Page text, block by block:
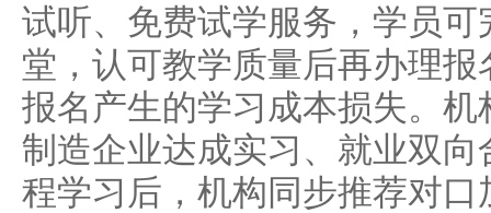
试听、免费试学服务，学员
堂，认可教学质量后再办理
报名产生的学习成本损失。
制造企业达成实习、就业双
程学习后，机构同步推荐对